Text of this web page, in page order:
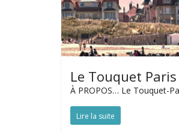
Le Touquet
À PROPOS… Le Touquet-
Lire la suite